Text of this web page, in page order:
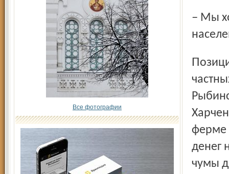
Все фотографии
– Мы хотим, чтобы в радиусе 10 км от комплекса
Позицию Минсельхоза – запретить разведение свиней в
ферме
денег
чумы